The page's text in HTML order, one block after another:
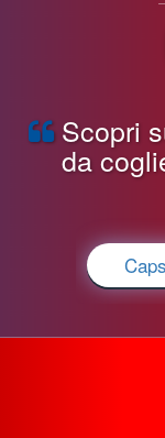
Scopri
da